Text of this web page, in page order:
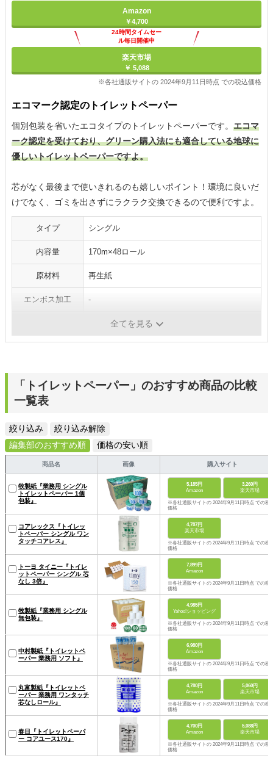
Amazon
￥4,700
24時間タイムセー
ル毎日開催中
楽天市場
￥ 5,088
※各社通販サイトの 2024年9月11日時点 での税込価格
エコマーク認定のトイレットペーパー
個別包装を省いたエコタイプのトイレットペーパーです。 エコマ
ーク認定を受けており、グリーン購入法にも適合している地球に
優しいトイレットペーパーですよ。
芯がなく最後まで使いきれるのも嬉しいポイント！環境に良いだ
けでなく、ゴミを出さずにラクラク交換できるので便利ですよ。
タイプ シングル
内容量 170m×48ロール
原材料 再生紙
エンボス加工 -
全てを見る
「トイレットペーパー」のおすすめ商品の比較
一覧表
絞り込み
絞り込み解除
編集部のおすすめ順
価格の安い順
商品名 画像 購入サイト
牧製紙『業務用 シングル
トイレットペーパー 1個
包装』
5,185円
Amazon
3,260円
楽天市場
※各社通販サイトの 2024年9月11日時点 での税
価格
コアレックス『トイレッ
トペーパー シングル ワン
タッチコアレス』
4,787円
楽天市場
※各社通販サイトの 2024年9月11日時点 での税
価格
トーヨ タイニー『トイレ
ットペーパー シングル 芯
なし 3倍』
7,899円
Amazon
※各社通販サイトの 2024年9月11日時点 での税
価格
牧製紙『業務用 シングル
無包装』
4,985円
Yahoo!ショッピング
※各社通販サイトの 2024年9月11日時点 での税
価格
中村製紙『トイレットペ
ーパー 業務用 ソフト』
6,980円
Amazon
※各社通販サイトの 2024年9月11日時点 での税
価格
丸富製紙『トイレットペ
ーパー 業務用 ワンタッチ
芯なしロール』
4,780円
Amazon
5,060円
楽天市場
※各社通販サイトの 2024年9月11日時点 での税
価格
春日『トイレットペーパ
ー コアユース170』
4,700円
Amazon
5,088円
楽天市場
※各社通販サイトの 2024年9月11日時点 での税
価格